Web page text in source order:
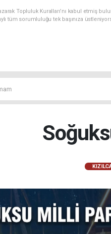
Topluluk Kuralları’nı kabul etmiş
tüm sorumluluğu tek başınıza